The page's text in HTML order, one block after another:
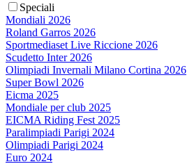
Speciali
Mondiali 2026
Roland Garros 2026
Sportmediaset Live Riccione 2026
Scudetto Inter 2026
Olimpiadi Invernali Milano Cortina 2026
Super Bowl 2026
Eicma 2025
Mondiale per club 2025
EICMA Riding Fest 2025
Paralimpiadi Parigi 2024
Olimpiadi Parigi 2024
Euro 2024